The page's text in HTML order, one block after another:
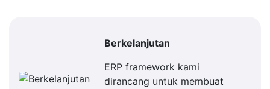
Berkelanjutan
ERP framework kami
dirancang untuk membuat